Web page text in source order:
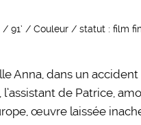
/ 91’ / Couleur / statut : film
Anna, dans un
de Patrice,
œuvre laissée